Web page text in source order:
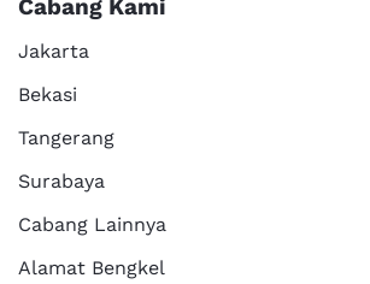
Cabang Kami
Jakarta
Bekasi
Tangerang
Surabaya
Cabang Lainnya
Alamat Bengkel